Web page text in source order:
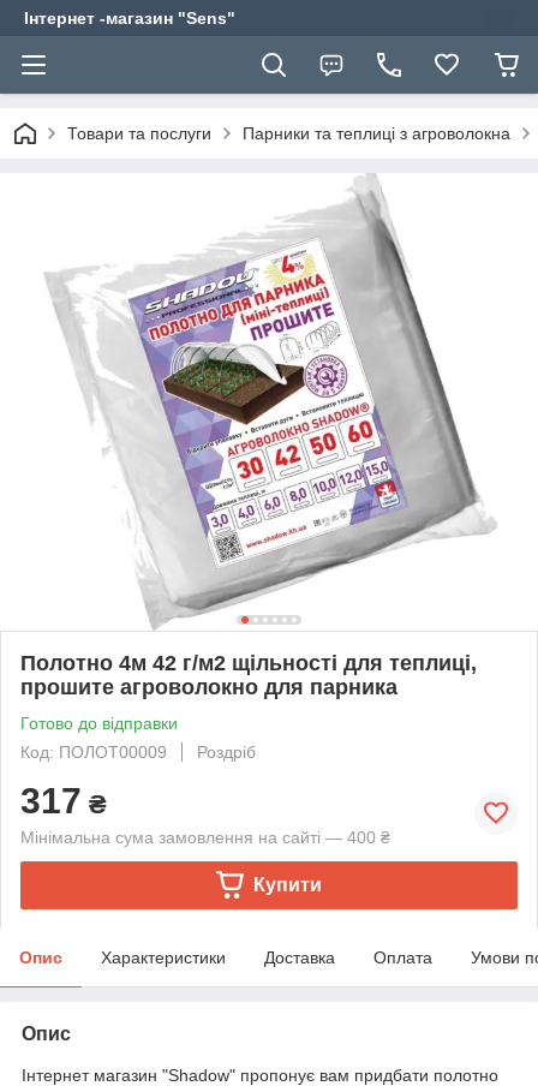
Інтернет -магазин "Sens"
Товари та послуги Парники та теплиці з агроволокна
Полотно 4м 42 г/м2 щільності для теплиці,
прошите агроволокно для парника
Готово до відправки
Код: ПОЛОТ00009
Роздріб
317 ₴
Мінімальна сума замовлення на сайті — 400 ₴
Купити
Опис Характеристики Доставка Оплата Умови
Опис
Інтернет магазин "Shadow" пропонує вам придбати полотно